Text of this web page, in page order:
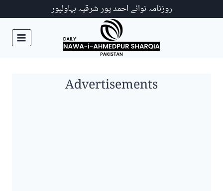
روزنامہ نوائے احمد پور شرقیہ بہاولپور
Advertisements